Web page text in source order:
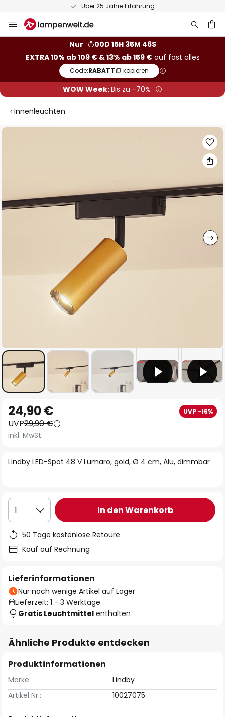
Über 25 Jahre Erfahrung
Inhalt
Nur
00D 15H 35M 45S
EXTRA 10% ab 109 € & 13% ab 159 €auf fast alles
Code:RABATT kopieren
WOW Week:Bis zu -70%
Innenleuchten
Zum
Anfang
der
Bildgalerie
Lindby LED-Spot 48 V Lumaro, gold, Ø 4 cm, Alu, dimmbar
24,90 € UVP -16%
UVP29,90 €
inkl. MwSt.
1 In den Warenkorb
50 Tage kostenlose Retoure
Kauf auf Rechnung
Lieferinformationen
Nur noch wenige Artikel auf Lager
Lieferzeit: 1 - 3 Werktage
Gratis Leuchtmittel enthalten
Ähnliche Produkte entdecken
Produktinformationen
Marke:
Lindby
Artikel Nr.:
10027075